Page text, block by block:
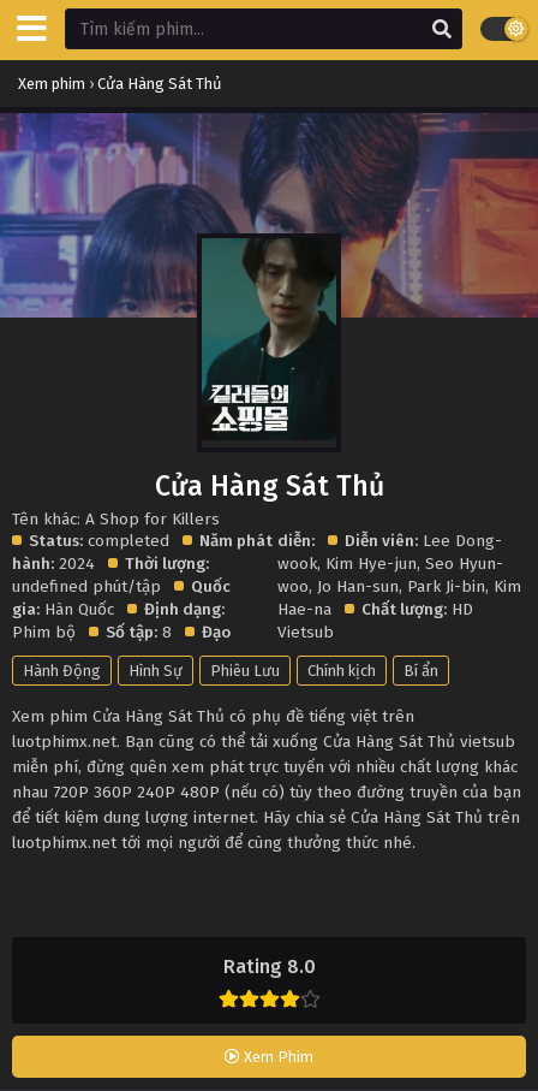
Xem phim › Cửa Hàng Sát Thủ
Rating 8.0
Xem Phim
Cửa Hàng Sát Thủ
Tên khác: A Shop for Killers
Status: completed
Năm phát
hành: 2024
Thời lượng:
undefined phút/tập
Quốc
gia: Hàn Quốc
Định dạng:
Phim bộ
Số tập: 8 Đạo
diễn: Diễn viên: Lee Dong-
wook, Kim Hye-jun,Seo Hyun-
woo, Jo Han-sun, Park Ji-bin, Kim
Hae-na
Chất lượng:
Vietsub
Hành Động Hình Sự Phiêu Lưu Chính kịch Bí ẩn
Xem phim Cửa Hàng Sát Thủ có phụ đề tiếng việt trên
luotphimx.net. Bạn cũng có thể tải xuống Cửa Hàng Sát Thủ vietsub
miễn phí, đừng quên xem phát trực tuyến với nhiều chất lượng khác
nhau 720P 360P 240P 480P (nếu có) tùy theo đường truyền của bạn
để tiết kiệm dung lượng internet. Hãy chia sẻ Cửa Hàng Sát Thủ trên
luotphimx.net tới mọi người để cùng thưởng thức nhé.